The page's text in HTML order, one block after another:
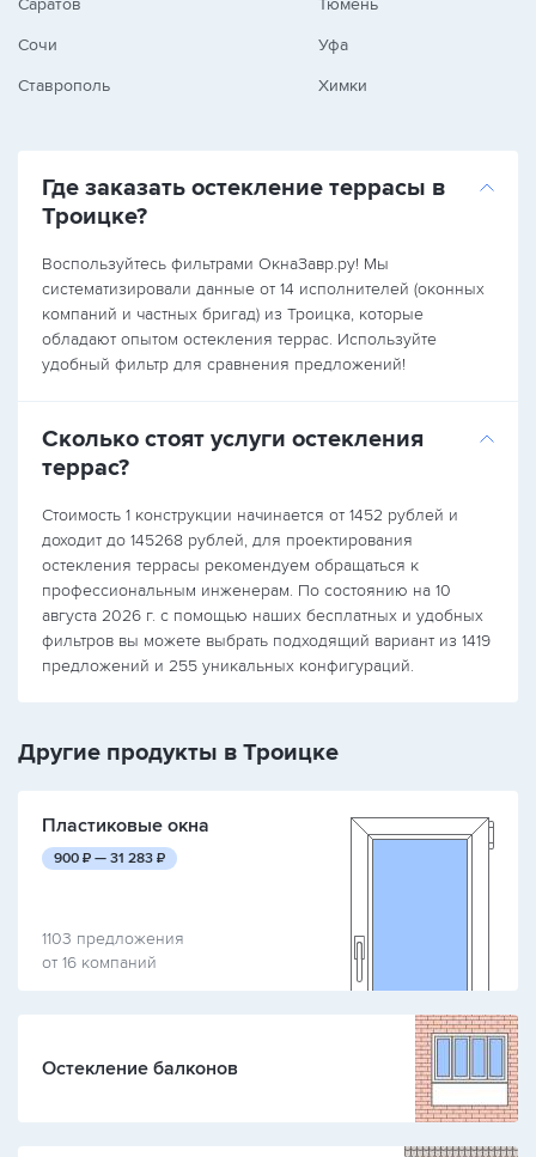
Саратов
Сочи
Ставрополь
Тюмень
Уфа
Химки
Где заказать остекление террасы в
Троицке?
Воспользуйтесь фильтрами ОкнаЗавр.ру! Мы
систематизировали данные от 14 исполнителей (оконных
компаний и частных бригад) из Троицка, которые
обладают опытом остекления террас. Используйте
удобный фильтр для сравнения предложений!
Сколько стоят услуги остекления
террас?
Стоимость 1 конструкции начинается от 1452 рублей и
доходит до 145268 рублей, для проектирования
остекления террасы рекомендуем обращаться к
профессиональным инженерам. По состоянию на 10
августа 2026 г. с помощью наших бесплатных и удобных
фильтров вы можете выбрать подходящий вариант из 1419
предложений и 255 уникальных конфигураций.
Другие продукты в Троицке
Пластиковые окна
900 руб.
₽ — 31 283 руб.
₽
1103 предложения
от 16 компаний
Остекление балконов